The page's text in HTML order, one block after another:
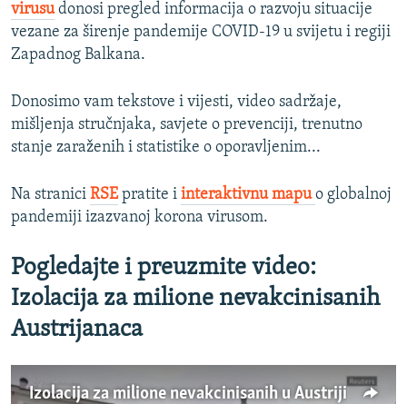
POST SCRIPTUM
MOJA EVROPA
SVE KARTE DEJTONA
NASTANAK I RASPAD JUGOSLAVIJE
virusudonosi pregled informacija o razvoju situacije
vezane za širenje pandemije COVID-19 u svijetu i regiji
Zapadnog Balkana.
Donosimo vam tekstove i vijesti, video sadržaje,
mišljenja stručnjaka, savjete o prevenciji, trenutno
stanje zaraženih i statistike o oporavljenim...
Na stranici RSEpratite i interaktivnu mapuo globalnoj
pandemiji izazvanoj korona virusom.
Pogledajte i preuzmite video:
Izolacija za milione nevakcinisanih
Austrijanaca
Izolacija za milione nevakcinisanih u Austriji